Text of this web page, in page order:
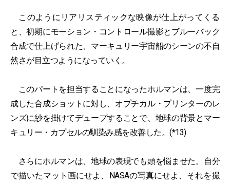
このようにリアリスティックな映像が仕上がってくる
と、初期にモーション・コントロール撮影とブルーバック
合成で仕上げられた、マーキュリー宇宙船のシーンの不自
然さが目立つようになっていく。
このパートを担当することになったホルマンは、一度完
成した合成ショットに対し、オプチカル・プリンターのレ
ンズに紗を掛けてデュープすることで、地球の背景とマー
キュリー・カプセルの馴染み感を改善した。(*13)
さらにホルマンは、地球の表現でも頭を悩ませた。自分
で描いたマット画にせよ、NASAの写真にせよ、それを撮